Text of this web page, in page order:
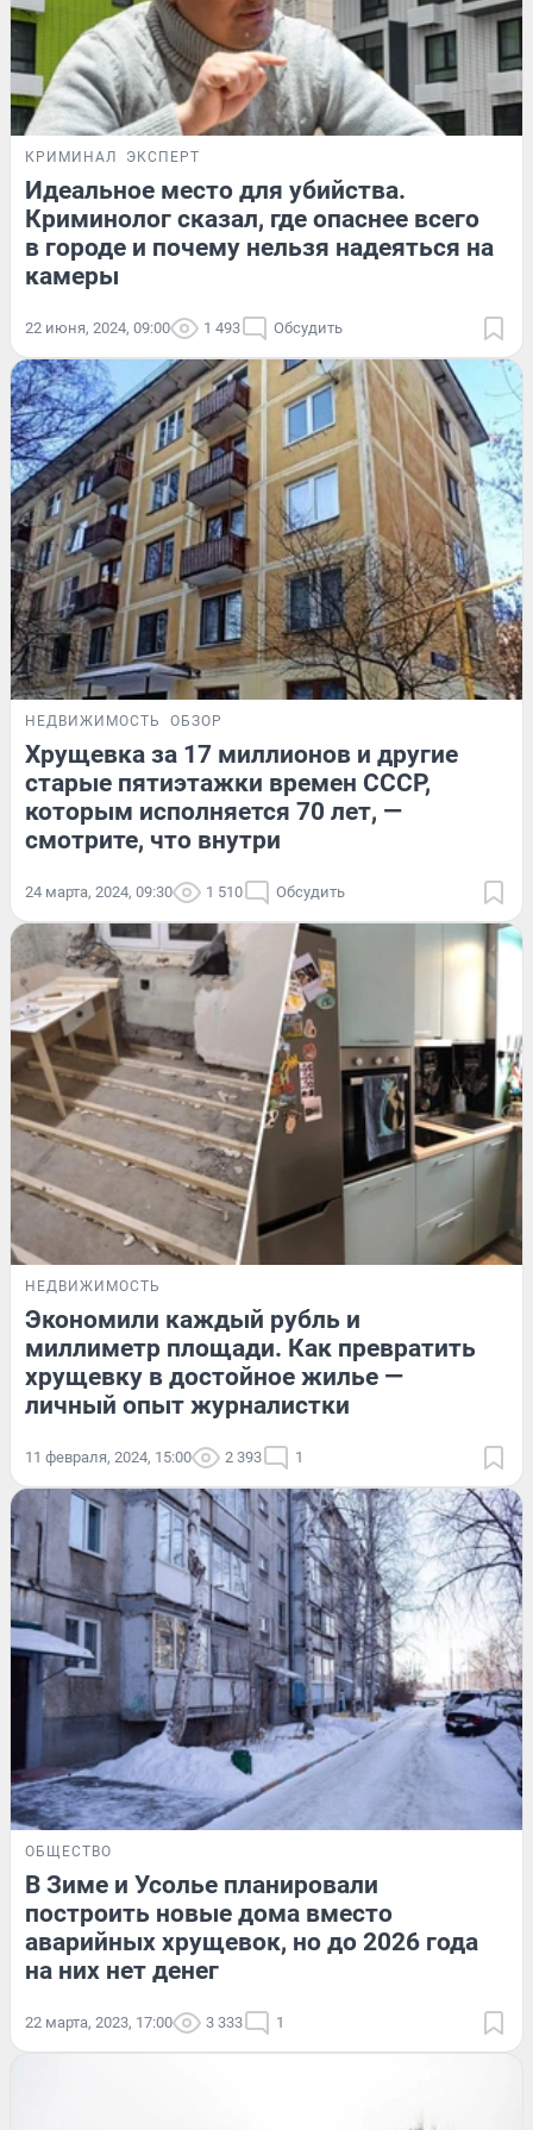
КРИМИНАЛ ЭКСПЕРТ
Идеальное место для убийства.
Криминолог сказал, где опаснее всего
в городе и почему нельзя надеяться на
камеры
22 июня, 2024, 09:00 1 493 Обсудить
НЕДВИЖИМОСТЬ ОБЗОР
Хрущевка за 17 миллионов и другие
старые пятиэтажки времен СССР,
которым исполняется 70 лет, —
смотрите, что внутри
24 марта, 2024, 09:30 1 510 Обсудить
НЕДВИЖИМОСТЬ
Экономили каждый рубль и
миллиметр площади. Как превратить
хрущевку в достойное жилье —
личный опыт журналистки
11 февраля, 2024, 15:00 2 393 1
ОБЩЕСТВО
В Зиме и Усолье планировали
построить новые дома вместо
аварийных хрущевок, но до 2026 года
на них нет денег
22 марта, 2023, 17:00 3 333 1